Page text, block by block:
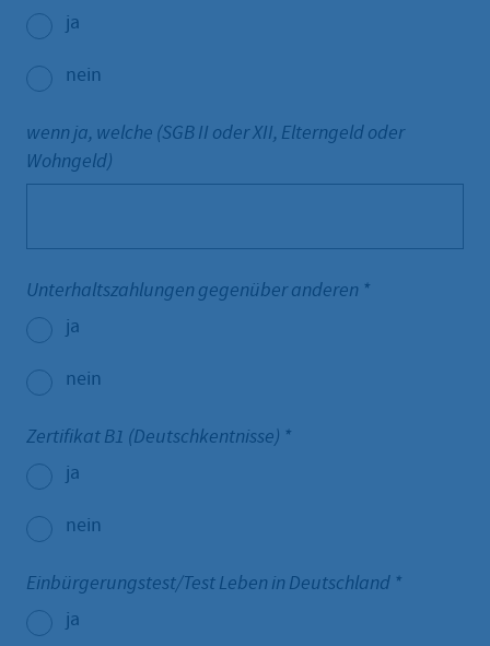
ja
nein
wenn ja, welche (SGB II oder XII, Elterngeld oder
Wohngeld)
Unterhaltszahlungen gegenüber anderen *
ja
nein
Zertifikat B1 (Deutschkentnisse) *
ja
nein
Einbürgerungstest/Test Leben in Deutschland *
ja